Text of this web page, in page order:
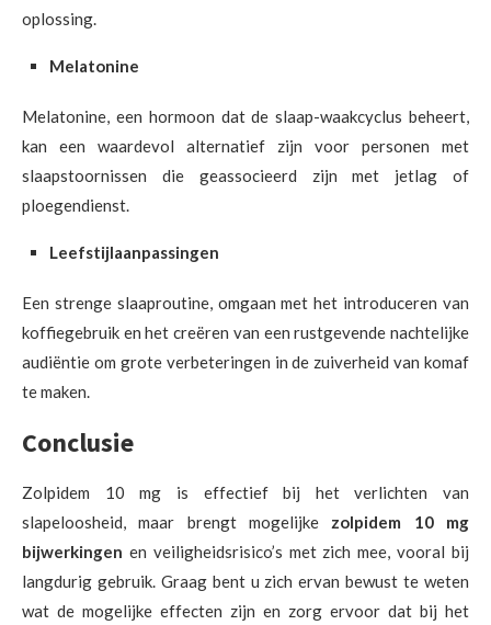
oplossing.
Melatonine
Melatonine, een hormoon dat de slaap-waakcyclus beheert,
kan een waardevol alternatief zijn voor personen met
slaapstoornissen die geassocieerd zijn met jetlag of
ploegendienst.
Leefstijlaanpassingen
Een strenge slaaproutine, omgaan met het introduceren van
koffiegebruik en het creëren van een rustgevende nachtelijke
audiëntie om grote verbeteringen in de zuiverheid van komaf
te maken.
Conclusie
Zolpidem 10 mg is effectief bij het verlichten van
slapeloosheid, maar brengt mogelijke zolpidem 10 mg
bijwerkingen en veiligheidsrisico’s met zich mee, vooral bij
langdurig gebruik. Graag bent u zich ervan bewust te weten
wat de mogelijke effecten zijn en zorg ervoor dat bij het